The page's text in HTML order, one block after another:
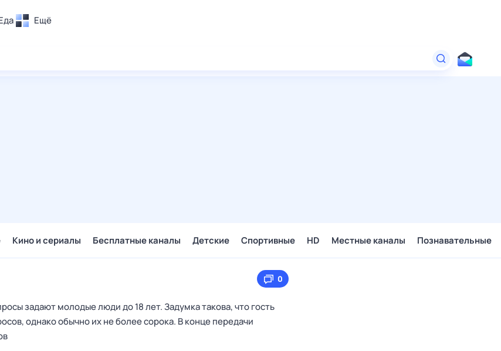
Ещё
Кино и сериалы Бесплатные каналы Детские Спортивные HD Местные каналы Познавательные
0
задают молодые люди до 18 лет. Задумка такова, что гость
однако обычно их не более сорока. В конце передачи